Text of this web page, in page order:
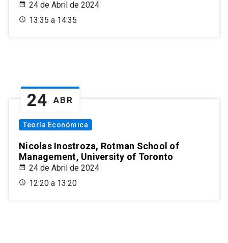
24 de Abril de 2024
13:35 a 14:35
24 ABR
Teoría Económica
Nicolas Inostroza, Rotman School of
Management, University of Toronto
24 de Abril de 2024
12:20 a 13:20